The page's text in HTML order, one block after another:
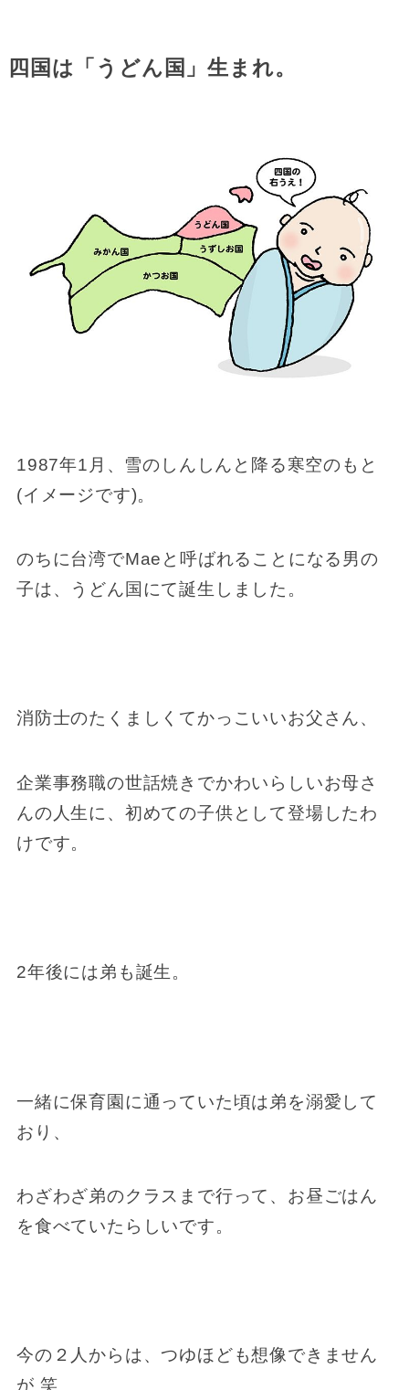
四国は「うどん国」生まれ。
1987年1月、雪のしんしんと降る寒空のもと
(イメージです)。
のちに台湾でMaeと呼ばれることになる男の
子は、うどん国にて誕生しました。
消防士のたくましくてかっこいいお父さん、
企業事務職の世話焼きでかわいらしいお母さ
んの人生に、初めての子供として登場したわ
けです。
2年後には弟も誕生。
一緒に保育園に通っていた頃は弟を溺愛して
おり、
わざわざ弟のクラスまで行って、お昼ごはん
を食べていたらしいです。
今の２人からは、つゆほども想像できません
が 笑